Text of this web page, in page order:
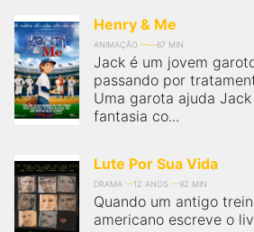
Henry & Me
ANIMAÇÃO 67 MIN
Jack é um jovem
passando por
Uma garota ajuda
fantasia co...
Lute Por Sua Vida
DRAMA 12 ANOS 92 MIN
Quando um antigo
americano escreve o